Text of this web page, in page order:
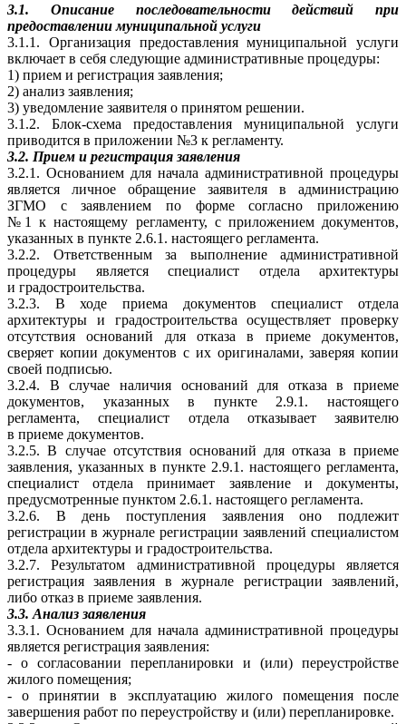
3.1. Описание последовательности действий при
предоставлении муниципальной услуги
3.1.1. Организация предоставления муниципальной услуги
включает в себя следующие административные процедуры:
1) прием и регистрация заявления;
2) анализ заявления;
3) уведомление заявителя о принятом решении.
3.1.2. Блок-схема предоставления муниципальной услуги
приводится в приложении №3 к регламенту.
3.2. Прием и регистрация заявления
3.2.1. Основанием для начала административной процедуры
является личное обращение заявителя в администрацию
ЗГМО с заявлением по форме согласно приложению
№1 к настоящему регламенту, с приложением документов,
указанных в пункте 2.6.1. настоящего регламента.
3.2.2. Ответственным за выполнение административной
процедуры является специалист отдела архитектуры
и градостроительства.
3.2.3. В ходе приема документов специалист отдела
архитектуры и градостроительства осуществляет проверку
отсутствия оснований для отказа в приеме документов,
сверяет копии документов с их оригиналами, заверяя копии
своей подписью.
3.2.4. В случае наличия оснований для отказа в приеме
документов, указанных в пункте 2.9.1. настоящего
регламента, специалист отдела отказывает заявителю
в приеме документов.
3.2.5. В случае отсутствия оснований для отказа в приеме
заявления, указанных в пункте 2.9.1. настоящего регламента,
специалист отдела принимает заявление и документы,
предусмотренные пунктом 2.6.1. настоящего регламента.
3.2.6. В день поступления заявления оно подлежит
регистрации в журнале регистрации заявлений специалистом
отдела архитектуры и градостроительства.
3.2.7. Результатом административной процедуры является
регистрация заявления в журнале регистрации заявлений,
либо отказ в приеме заявления.
3.3. Анализ заявления
3.3.1. Основанием для начала административной процедуры
является регистрация заявления:
- о согласовании перепланировки и (или) переустройстве
жилого помещения;
- о принятии в эксплуатацию жилого помещения после
завершения работ по переустройству и (или) перепланировке.